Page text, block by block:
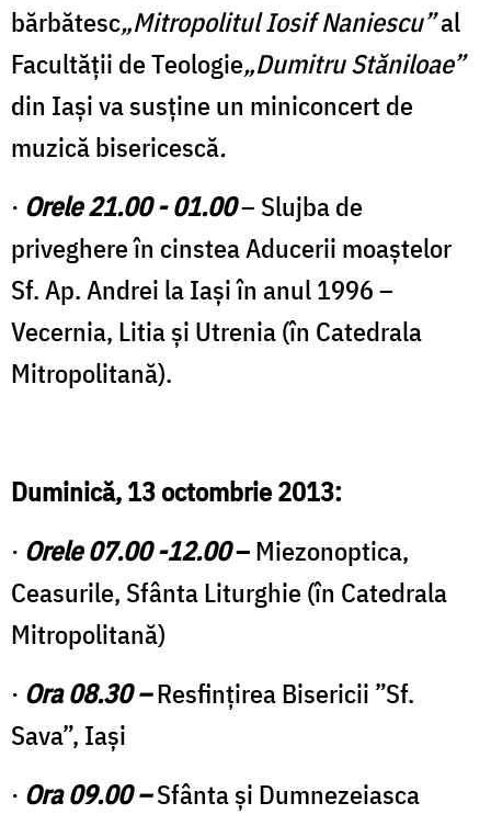
bărbătesc„Mitropolitul Iosif Naniescu”al
Facultății de Teologie„Dumitru Stăniloae”
din Iași va susține un miniconcert de
muzică bisericescă.
· Orele 21.00 - 01.00– Slujba de
priveghere în cinstea Aducerii moaştelor
Sf. Ap. Andrei la Iaşi în anul 1996 –
Vecernia, Litia şi Utrenia (în Catedrala
Mitropolitană).
Duminică, 13 octombrie 2013:
· Orele 07.00 -12.00–Miezonoptica,
Ceasurile, Sfânta Liturghie (în Catedrala
Mitropolitană)
· Ora 08.30 –Resfințirea Bisericii ”Sf.
Sava”, Iași
· Ora 09.00 –Sfânta și Dumnezeiasca